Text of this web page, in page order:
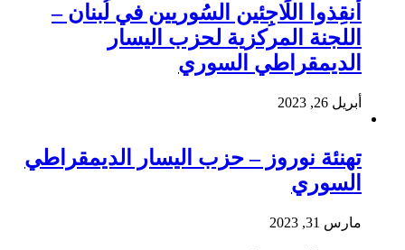
أَنقِذوا اللَاجِئين السُوريين في لُبنان –
اللجنة المركزية لحزب اليسار
الديمقراطي السوري
أبريل 26, 2023
تهنئة نوروز – حزب اليسار الديمقراطي
السوري
مارس 31, 2023